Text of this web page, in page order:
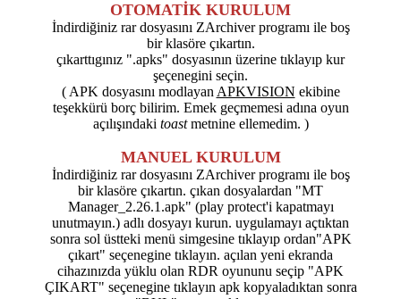
OTOMATİK KURULUM
İndirdiğiniz rar dosyasını ZArchiver programı ile boş
bir klasöre çıkartın.
çıkarttıgınız ".apks" dosyasının üzerine tıklayıp kur
şeçenegini seçin.
( APK dosyasını modlayan APKVISION ekibine
teşekkürü borç bilirim. Emek geçmemesi adına oyun
açılışındaki toastmetnine ellemedim. )
MANUEL KURULUM
İndirdiğiniz rar dosyasını ZArchiver programı ile boş
bir klasöre çıkartın. çıkan dosyalardan "MT
Manager_2.26.1.apk" (play protect'i kapatmayı
unutmayın.) adlı dosyayı kurun. uygulamayı açtıktan
sonra sol üstteki menü simgesine tıklayıp ordan"APK
çıkart" seçenegine tıklayın. açılan yeni ekranda
cihazınızda yüklu olan RDR oyununu seçip "APK
ÇIKART" seçenegine tıklayın apk kopyaladıktan sonra